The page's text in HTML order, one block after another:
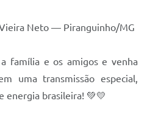
Neto — Piranguinho/MG
família e os amigos e venha
uma transmissão especial,
energia brasileira! 💚💛